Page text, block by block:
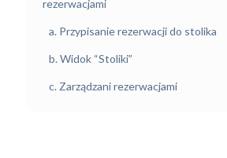
rezerwacjami
a. Przypisanie rezerwacji do stolika
b. Widok “Stoliki”
c. Zarządzani rezerwacjami